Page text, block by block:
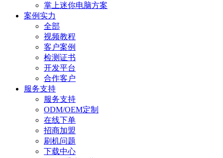
掌上迷你电脑方案
案例实力
全部
视频教程
客户案例
检测证书
开发平台
合作客户
服务支持
服务支持
ODM/OEM定制
在线下单
招商加盟
刷机问题
下载中心